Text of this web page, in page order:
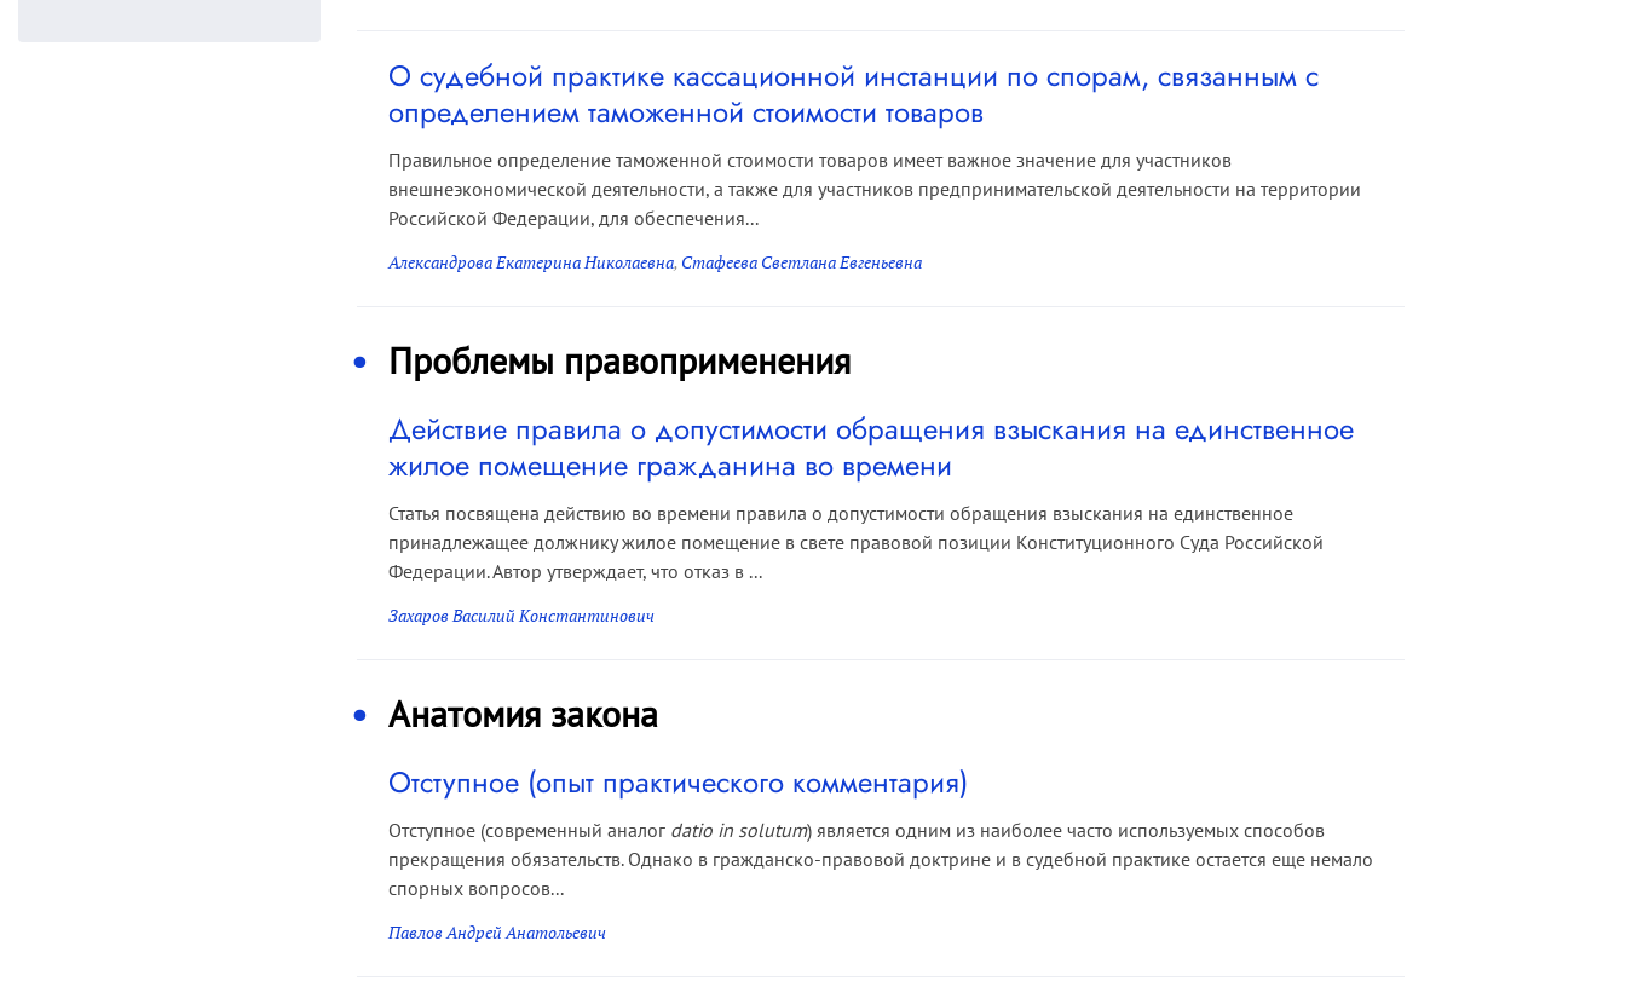
О судебной практике кассационной инстанции по спорам, связанным с
определением таможенной стоимости товаров
Правильное определение таможенной стоимости товаров имеет важное значение для участников
внешнеэкономической деятельности, а также для участников предпринимательской деятельности на территории
Российской Федерации, для обеспечения...
Александрова Екатерина Николаевна, Стафеева Светлана Евгеньевна
Проблемы правоприменения
Действие правила о допустимости обращения взыскания на единственное
жилое помещение гражданина во времени
Статья посвящена действию во времени правила о допустимости обращения взыскания на единственное
принадлежащее должнику жилое помещение в свете правовой позиции Конституционного Суда Российской
Федерации. Автор утверждает, что отказ в ...
Захаров Василий Константинович
Анатомия закона
Отступное (опыт практического комментария)
Отступное (современный аналог datio in solutum) является одним из наиболее часто используемых способов
прекращения обязательств. Однако в гражданско-правовой доктрине и в судебной практике остается еще немало
спорных вопросов...
Павлов Андрей Анатольевич